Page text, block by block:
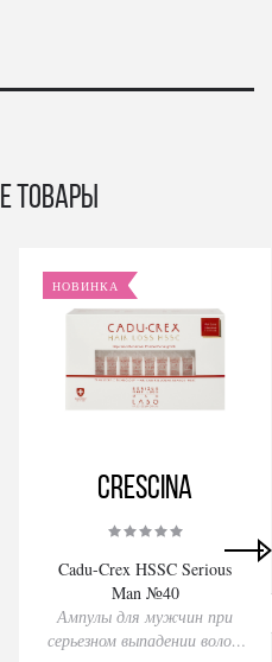
товары
НОВИНКА
Crescina
Cadu-Crex HSSC Serious
Man №40
Ампулы для мужчин при
серьезном выпадении волос,
Privacy notice